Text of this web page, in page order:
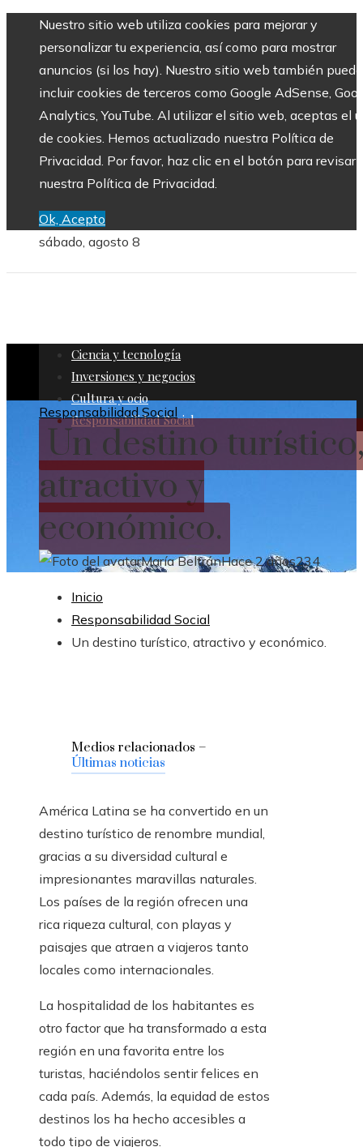
Nuestro sitio web utiliza cookies para mejorar y
personalizar tu experiencia, así como para mostrar
anuncios (si los hay). Nuestro sitio web también puede
incluir cookies de terceros como Google AdSense,
Analytics, YouTube. Al utilizar el sitio web, aceptas el
de cookies. Hemos actualizado nuestra Política de
Privacidad. Por favor, haz clic en el botón para revisar
nuestra Política de Privacidad.
Ok, Acepto
sábado, agosto 8
Ciencia y tecnología
Inversiones y negocios
Cultura y ocio
Responsabilidad Social
Responsabilidad Social
Un destino
atractivo y
económico.
María BeltránHace 2 años234
Inicio
Responsabilidad Social
Un destino turístico, atractivo y económico.
Medios relacionados –
Últimas noticias
América Latina se ha convertido en un
destino turístico de renombre mundial,
gracias a su diversidad cultural e
impresionantes maravillas naturales.
Los países de la región ofrecen una
rica riqueza cultural, con playas y
paisajes que atraen a viajeros tanto
locales como internacionales.
La hospitalidad de los habitantes es
otro factor que ha transformado a esta
región en una favorita entre los
turistas, haciéndolos sentir felices en
cada país. Además, la equidad de estos
destinos los ha hecho accesibles a
todo tipo de viajeros.